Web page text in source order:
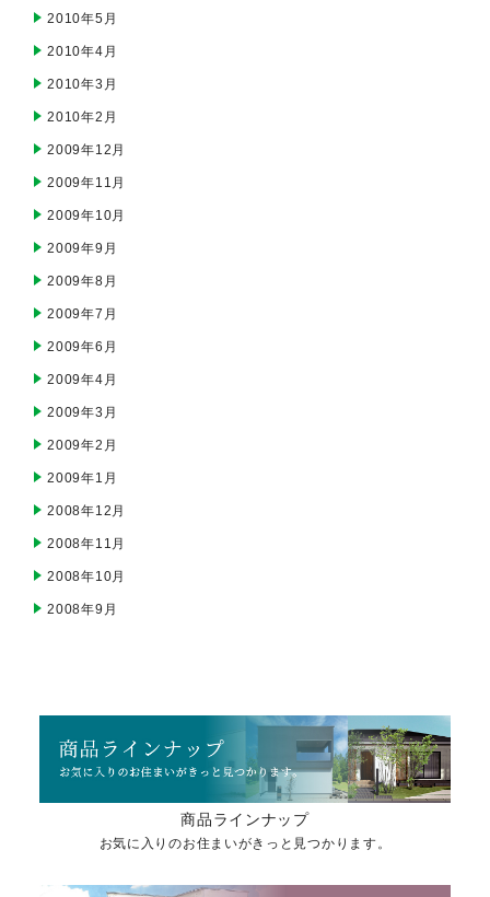
2010年5月
2010年4月
2010年3月
2010年2月
2009年12月
2009年11月
2009年10月
2009年9月
2009年8月
2009年7月
2009年6月
2009年4月
2009年3月
2009年2月
2009年1月
2008年12月
2008年11月
2008年10月
2008年9月
商品ラインナップ
お気に入りのお住まいがきっと見つかります。